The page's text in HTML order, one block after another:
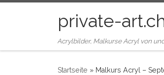
Zum Inhalt springenprivate-
Acrylbilder, Malkurse Acryl von
Startseite » Malkurs Acryl –